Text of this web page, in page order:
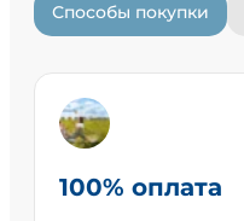
Способы покупки
100% оплата